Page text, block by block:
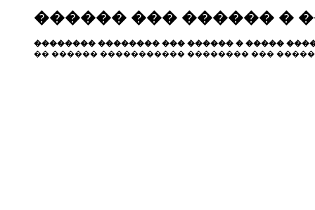
������ ��� ������ �
�������� �������� ��� ������ � �����
�� ������ ����������� �������� ���